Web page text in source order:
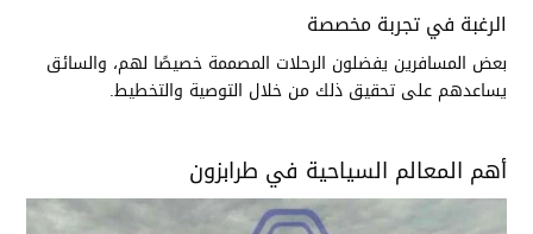
الرغبة في تجربة مخصصة
بعض المسافرين يفضلون الرحلات المصممة خصيصًا لهم، والسائق
يساعدهم على تحقيق ذلك من خلال التوصية والتخطيط.
أهم المعالم السياحية في طرابزون